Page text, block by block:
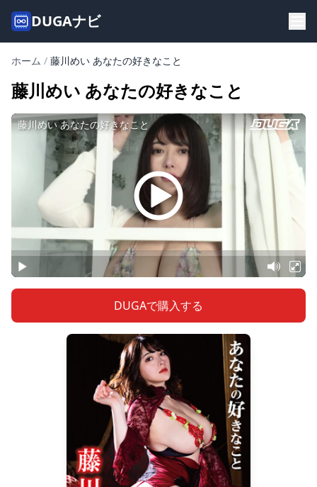
DUGAナビ
ホーム / 藤川めい あなたの好きなこと
藤川めい あなたの好きなこと
DUGAで購入する